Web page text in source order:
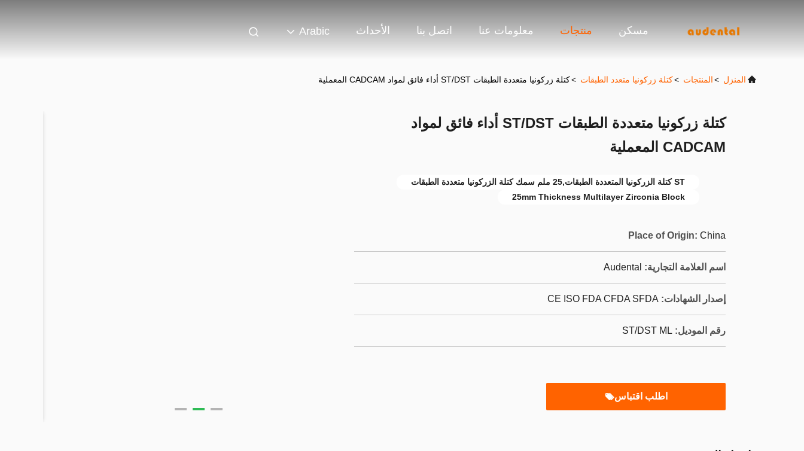
مسكن منتجات معلومات عنا اتصل بنا الأحداث Arabic
المنزل >المنتجات >كتلة زركونيا متعدد الطبقات >كتلة زركونيا متعددة الطبقات ST/DST أداء فائق لمواد CADCAM المعملية
كتلة زركونيا متعددة الطبقات ST/DST أداء فائق لمواد
CADCAM المعملية
ST كتلة الزركونيا المتعددة الطبقات,25 ملم سمك كتلة الزركونيا متعددة الطبقات
25mm Thickness Multilayer Zirconia Block
Place of Origin: China
اسم العلامة التجارية: Audental
إصدار الشهادات: CE ISO FDA CFDA SFDA
رقم الموديل: ST/DST ML
اطلب اقتباس